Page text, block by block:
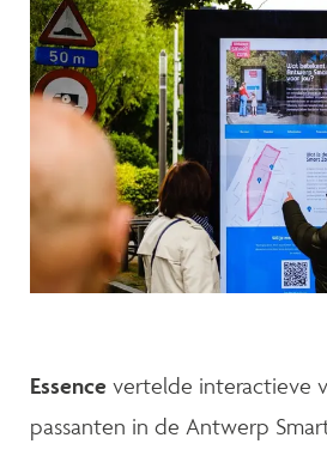
Essence vertelde interactieve
passanten in de Antwerp